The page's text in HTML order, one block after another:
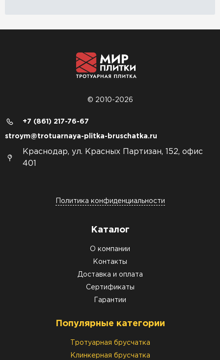
© 2010-2026
+7 (861) 217-76-67
stroym@trotuarnaya-plitka-bruschatka.ru
Краснодар, ул. Красных Партизан, 152, офис
401
Политика конфиденциальности
Каталог
О компании
Контакты
Доставка и оплата
Сертификаты
Гарантии
Популярные категории
Тротуарная брусчатка
Клинкерная брусчатка